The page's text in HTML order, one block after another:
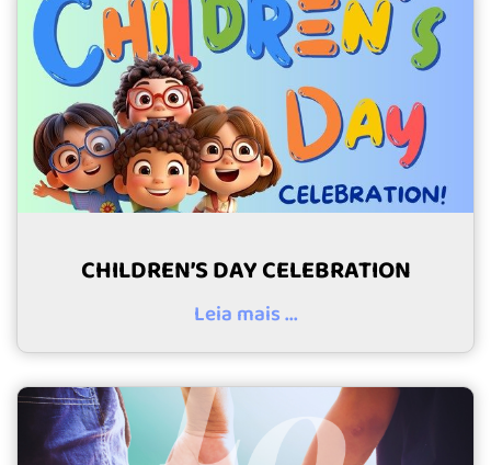
CHILDREN’S DAY CELEBRATION
Leia mais ...